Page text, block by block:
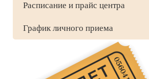
Расписание и прайс центра
График личного приема